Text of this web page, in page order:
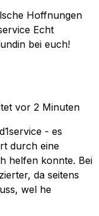
Hoffnungen
Echt
bei euch!
vor 2 Minuten
- es
durch eine
helfen konnte. Bei
da seitens
wel he